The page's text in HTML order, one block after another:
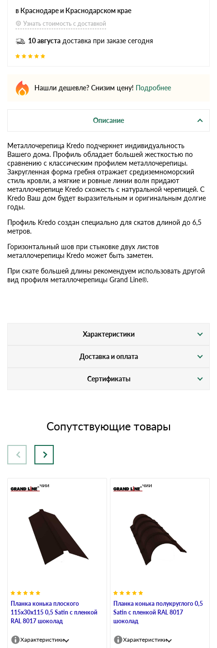
в Краснодаре и Краснодарском крае
Узнать стоимость с доставкой
10 августа доставка при заказе сегодня
Нашли дешевле? Снизим цену! Подробнее
Описание
Металлочерепица Kredo подчеркнет индивидуальность
Вашего дома. Профиль обладает большей жесткостью по
сравнению с классическим профилем металлочерепицы.
Закругленная форма гребня отражает средиземноморский
стиль кровли, а мягкие и ровные линии волн придают
металлочерепице Kredo схожесть с натуральной черепицей. С
Kredo Ваш дом будет выразительным и оригинальным долгие
годы.
Профиль Kredo создан специально для скатов длиной до 6,5
метров.
Горизонтальный шов при стыковке двух листов
металлочерепицы Kredo может быть заметен.
При скате большей длины рекомендуем использовать другой
вид профиля металлочерепицы Grand Line®.
Характеристики
Доставка и оплата
Сертификаты
Сопутствующие товары
Планка конька плоского
115х30х115 0,5 Satin с пленкой
RAL 8017 шоколад
В наличии
Характеристики
Планка конька полукруглого 0,5
Satin с пленкой RAL 8017
шоколад
В наличии
Характеристики